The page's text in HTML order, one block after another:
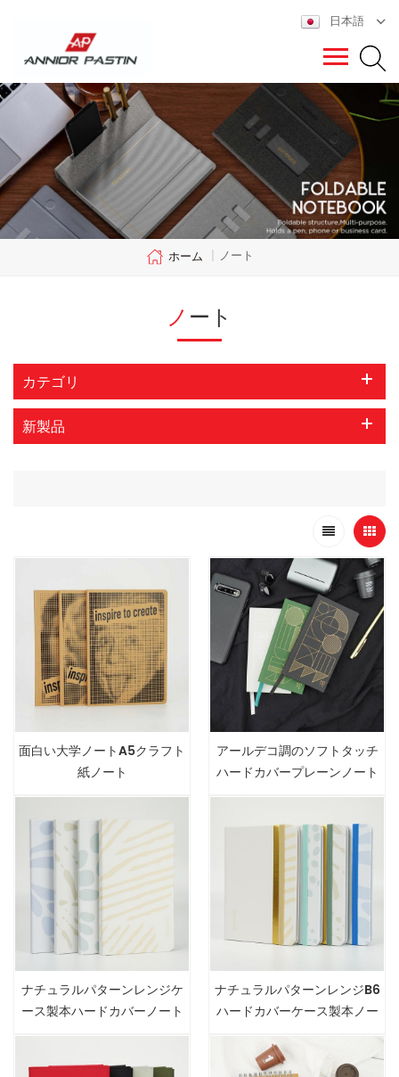
日本語
ホーム | ノート
ノート
カテゴリ
新製品
面白い大学ノートA5クラフト
紙ノート
アールデコ調のソフトタッチ
ハードカバープレーンノート
ナチュラルパターンレンジケ
ース製本ハードカバーノート
ナチュラルパターンレンジB6
ハードカバーケース製本ノー